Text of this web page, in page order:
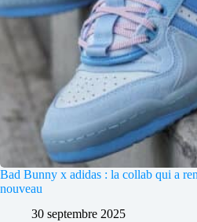
Bad Bunny x adidas : la collab qui a
nouveau
30 septembre 2025